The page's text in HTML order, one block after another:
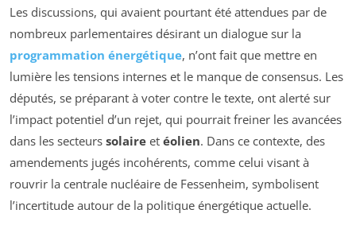
Les discussions, qui avaient pourtant été attendues par de
nombreux parlementaires désirant un dialogue sur la
programmation énergétique, n’ont fait que mettre en
lumière les tensions internes et le manque de consensus. Les
députés, se préparant à voter contre le texte, ont alerté sur
l’impact potentiel d’un rejet, qui pourrait freiner les avancées
dans les secteurs solaire et éolien. Dans ce contexte, des
amendements jugés incohérents, comme celui visant à
rouvrir la centrale nucléaire de Fessenheim, symbolisent
l’incertitude autour de la politique énergétique actuelle.